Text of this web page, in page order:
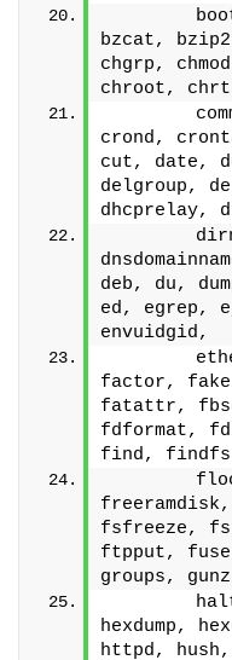
bzcat,
chgrp,
chroot,
crond,
cut, date,
delgroup,
dhcprelay,
deb, du,
ed, egrep,
envuidgid,
factor,
fatattr,
fdformat,
find,
fsfreeze,
ftpput,
groups,
hexdump,
httpd,